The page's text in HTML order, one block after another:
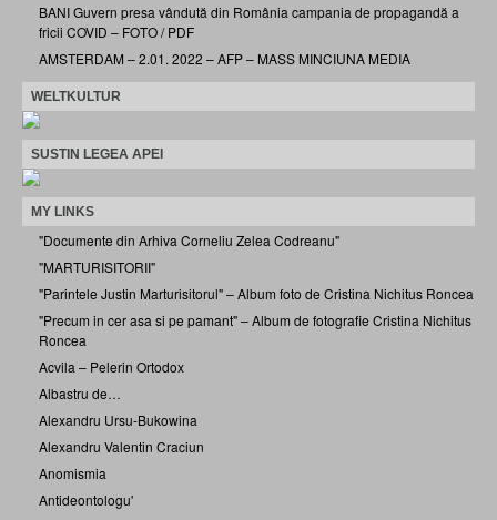
BANI Guvern presa vândută din România campania de propagandă a
fricii COVID – FOTO / PDF
AMSTERDAM – 2.01. 2022 – AFP – MASS MINCIUNA MEDIA
WELTKULTUR
SUSTIN LEGEA APEI
MY LINKS
"Documente din Arhiva Corneliu Zelea Codreanu"
"MARTURISITORII"
"Parintele Justin Marturisitorul" – Album foto de Cristina Nichitus Roncea
"Precum in cer asa si pe pamant" – Album de fotografie Cristina Nichitus
Roncea
Acvila – Pelerin Ortodox
Albastru de…
Alexandru Ursu-Bukowina
Alexandru Valentin Craciun
Anomismia
Antideontologu'